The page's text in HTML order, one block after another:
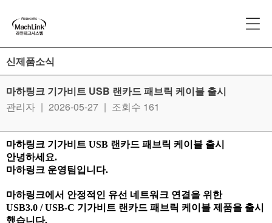
신제품소식
마하링크 기가비트 USB 랜카드 패브릭 케이블 출시
관리자 | 2026-05-27 | 조회수 161
마하링크 기가비트 USB 랜카드 패브릭 케이블 출시
안녕하세요.
마하링크 운영팀입니다.
마하링크에서 안정적인 유선 네트워크 연결을 위한
USB3.0 / USB-C 기가비트 랜카드 패브릭 케이블 제품을 출시
했습니다.